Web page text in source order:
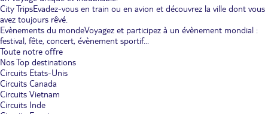
City TripsEvadez-vous en train ou en avion et découvrez la ville dont vous
avez toujours rêvé.
Evènements du mondeVoyagez et participez à un évènement mondial :
festival, fête, concert, évènement sportif...
Toute notre offre
Nos Top destinations
Circuits Etats-Unis
Circuits Canada
Circuits Vietnam
Circuits Inde